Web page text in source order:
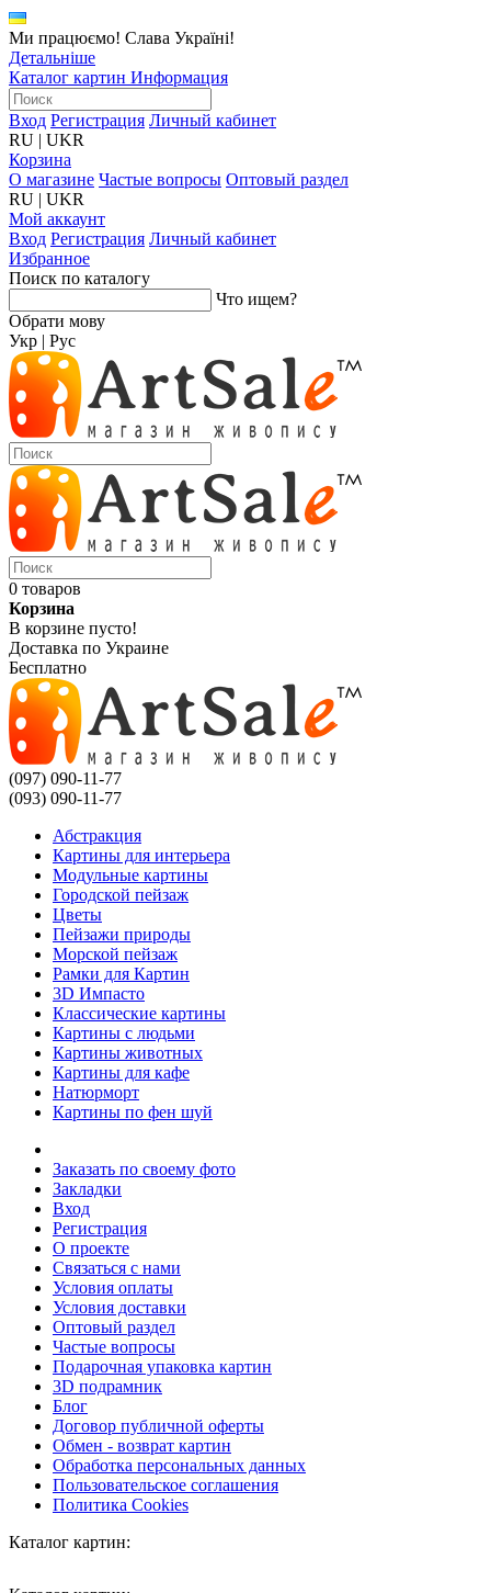
Ми працюємо! Слава Україні!
Детальніше
Каталог картин Информация
Вход Регистрация Личный кабинет
RU | UKR
Корзина
О магазине Частые вопросы Оптовый раздел
RU | UKR
Мой аккаунт
Вход Регистрация Личный кабинет
Избранное
Поиск по каталогу
Что ищем?
Обрати мову
Укр | Рус
0 товаров
Корзина
В корзине пусто!
Доставка по Украине
Бесплатно
(097) 090-11-77
(093) 090-11-77
Абстракция
Картины для интерьера
Модульные картины
Городской пейзаж
Цветы
Пейзажи природы
Морской пейзаж
Рамки для Картин
3D Импасто
Классические картины
Картины с людьми
Картины животных
Картины для кафе
Натюрморт
Картины по фен шуй
Заказать по своему фото
Закладки
Вход
Регистрация
О проекте
Связаться с нами
Условия оплаты
Условия доставки
Оптовый раздел
Частые вопросы
Подарочная упаковка картин
3D подрамник
Блог
Договор публичной оферты
Обмен - возврат картин
Обработка персональных данных
Пользовательское соглашения
Политика Cookies
Каталог картин: